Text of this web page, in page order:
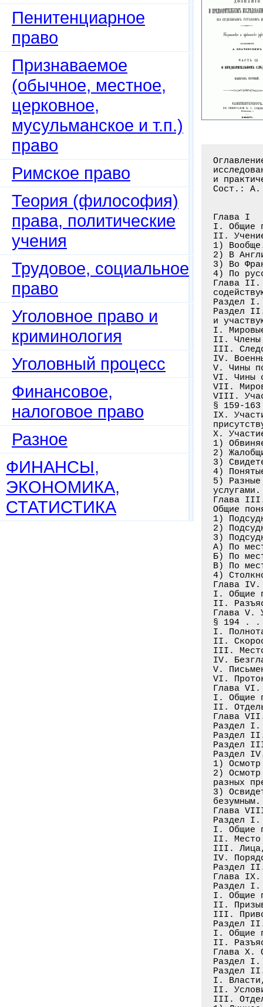
Пенитенциарное
право
Признаваемое
(обычное, местное,
церковное,
мусульманское и т.п.)
право
Римское право
Теория (философия)
права, политические
учения
Трудовое, социальное
право
Уголовное право и
криминология
Уголовный процесс
Финансовое,
налоговое право
Разное
ФИНАНСЫ,
ЭКОНОМИКА,
СТАТИСТИКА
и
Сост.: А.
Глава I
I. Общие
II. Учение
1)
2) В
3) Во
4) По
Глава II.
Раздел
Раздел II.
и
I.
II. Члены
III.
IV.
V. Чины
VI. Чины
VII.
VIII.
§ 159-
IX.
Х.
1)
2)
3)
4)
5) Разные
Глава III.
Общие
1)
2)
3)
А) По
Б) По
В) По
4)
Глава IV.
I.
II.
Глава V.
§ 194
I.
II.
III.
IV.
V.
VI.
Глава VI.
I.
II.
Глава
Раздел
Раздел
Раздел
Раздел
1)
2) Осмотр
3)
Глава
Раздел I.
I.
II.
III. Лица,
IV.
Раздел
Глава IX.
Раздел I.
I.
II.
III.
Раздел
I.
II.
Глава Х.
Раздел
Раздел
I.
II.
III.